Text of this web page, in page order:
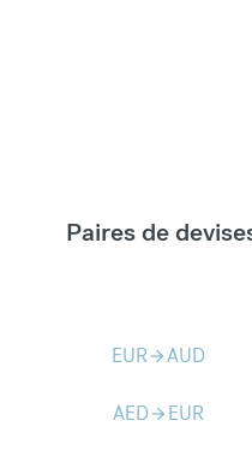
Paires de
EURarrow_forwardAUD
AEDarrow_forward EUR